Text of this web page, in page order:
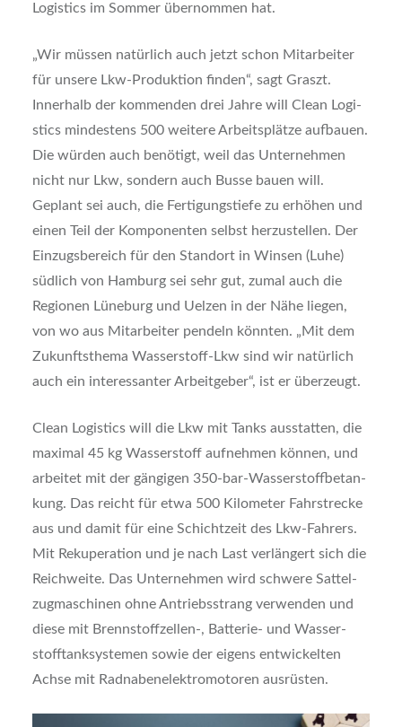
Logi­stics im Som­mer über­nom­men hat.
„Wir müs­sen natür­lich auch jetzt schon Mit­ar­bei­ter
für unse­re Lkw-Pro­duk­ti­on fin­den“, sagt Graszt.
Inner­halb der kom­men­den drei Jah­re will Clean Logi­
stics min­des­tens 500 wei­te­re Arbeits­plät­ze auf­bau­en.
Die wür­den auch benö­tigt, weil das Unter­neh­men
nicht nur Lkw, son­dern auch Bus­se bau­en will.
Geplant sei auch, die Fer­ti­gungs­tie­fe zu erhö­hen und
einen Teil der Kom­po­nen­ten selbst her­zu­stel­len. Der
Ein­zugs­be­reich für den Stand­ort in Win­sen (Luhe)
süd­lich von Ham­burg sei sehr gut, zumal auch die
Regio­nen Lüne­burg und Uel­zen in der Nähe lie­gen,
von wo aus Mit­ar­bei­ter pen­deln könn­ten. „Mit dem
Zukunfts­the­ma Was­ser­stoff-Lkw sind wir natür­lich
auch ein inter­es­san­ter Arbeit­ge­ber“, ist er über­zeugt.
Clean Logi­stics will die Lkw mit Tanks aus­stat­ten, die
maxi­mal 45 kg Was­ser­stoff auf­neh­men kön­nen, und
arbei­tet mit der gän­gi­gen 350-bar-Was­ser­stoff­be­tan­
kung. Das reicht für etwa 500 Kilo­me­ter Fahr­stre­cke
aus und damit für eine Schicht­zeit des Lkw-Fah­rers.
Mit Reku­per­a­ti­on und je nach Last ver­län­gert sich die
Reich­wei­te. Das Unter­neh­men wird schwe­re Sat­tel­
zug­ma­schi­nen ohne Antriebs­strang ver­wen­den und
die­se mit Brennstoffzellen‑, Bat­te­rie- und Was­ser­
stoff­tank­sys­te­men sowie der eigens ent­wi­ckel­ten
Ach­se mit Rad­na­ben­elek­tro­mo­to­ren aus­rüs­ten.